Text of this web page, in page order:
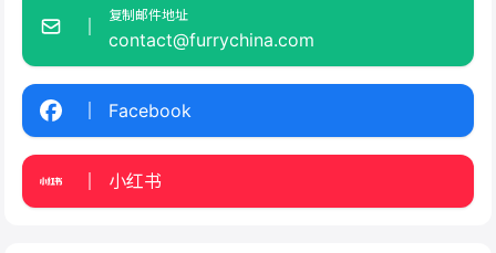
复制邮件地址
contact@furrychina.com
Facebook
小红书